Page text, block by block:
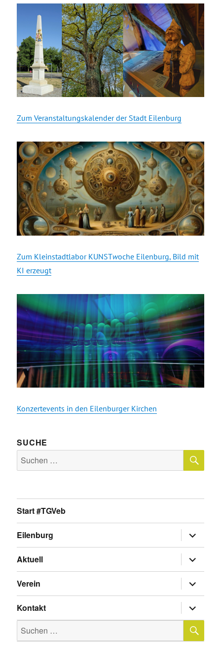
Zum Veranstaltungskalender der Stadt Eilenburg
Zum Kleinstadtlabor KUNSTwoche Eilenburg, Bild mit
KI erzeugt
Konzertevents in den Eilenburger Kirchen
SUCHE
Suche
nach:
Start #TGVeb
Eilenburg
anzeigen
Aktuell
anzeigen
Verein
anzeigen
Kontakt
anzeigen
Suche
nach: